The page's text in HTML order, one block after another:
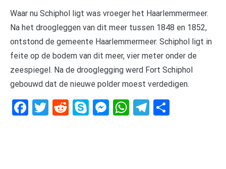
Waar nu Schiphol ligt was vroeger het Haarlemmermeer.
Na het droogleggen van dit meer tussen 1848 en 1852,
ontstond de gemeente Haarlemmermeer. Schiphol ligt in
feite op de bodem van dit meer, vier meter onder de
zeespiegel. Na de drooglegging werd Fort Schiphol
gebouwd dat de nieuwe polder moest verdedigen.
Facebook
Twitter
RedditSkypeMessenger
WhatsApp
Telegram